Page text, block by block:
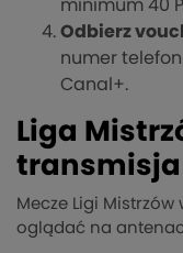
minimum 40
Odbierz
numer
Canal+.
Liga
transmisja
Mecze Ligi
oglądać na